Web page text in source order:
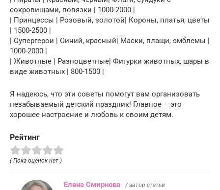
сокровищами, повязки | 1000-2000 |
| Принцессы | Розовый, золотой| Короны, платья, цветы
| 1500-2500 |
| Супергерои | Синий, красный| Маски, плащи, эмблемы |
1000-2000 |
| Животные | Разноцветные| Фигурки животных, шары в
виде животных | 800-1500 |
Я надеюсь, что эти советы помогут вам организовать
незабываемый детский праздник! Главное – это
хорошее настроение и любовь к своим детям.
Рейтинг
( Пока оценок нет )
Елена Смирнова / автор статьи